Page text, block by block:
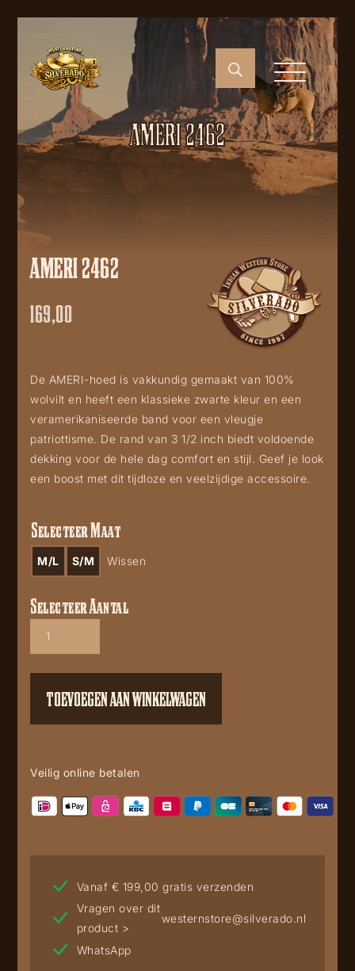
AMERI 2462
AMERI 2462
169,00
De AMERI-hoed is vakkundig gemaakt van 100%
wolvilt en heeft een klassieke zwarte kleur en een
veramerikaniseerde band voor een vleugje
patriottisme. De rand van 3 1/2 inch biedt voldoende
dekking voor de hele dag comfort en stijl. Geef je look
een boost met dit tijdloze en veelzijdige accessoire.
Selecteer Maat
M/L S/M Wissen
Ameri
Selecteer Aantal
TOEVOEGEN AAN WINKELWAGEN
Veilig online betalen
Vanaf € 199,00 gratis verzenden
Vragen over dit
product >
westernstore@silverado.nl
WhatsApp